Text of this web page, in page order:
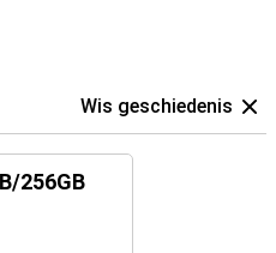
Wis geschiedenis
256GB